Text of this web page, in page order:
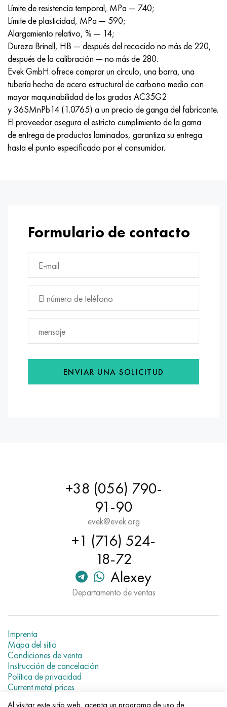
Límite de resistencia temporal, MPa — 740;
Límite de plasticidad, MPa — 590;
Alargamiento relativo, % — 14;
Dureza Brinell, HB — después del recocido no más de 220,
después de la calibración — no más de 280.
Evek GmbH ofrece comprar un círculo, una barra, una
tubería hecha de acero estructural de carbono medio con
mayor maquinabilidad de los grados AC35G2
y 36SMnPb14 (1.0765) a un precio de ganga del fabricante.
El proveedor asegura el estricto cumplimiento de la gama
de entrega de productos laminados, garantiza su entrega
hasta el punto especificado por el consumidor.
Formulario de contacto
ENVIAR UNA SOLICITUD
+38 (056) 790-
91-90
evek@evek.org
+1 (716) 524-
18-72
Alexey
Departamento de ventas
Imprenta
Mapa del sitio
Condiciones de venta
Instrucción de cancelación
Política de privacidad
Current metal prices
Al visitar este sitio web, acepta un programa de uso de
hastelloy c22
Hastelloy C-276
Hastelloy C2000
Hastelloy 3
Hastelloy x
udimet 500
40ХН, 36NiCr6, AISI 3135
40XFA, 1.7223, AISI 4142
45X, 45h, 1.7035
45HN2MFA, k2425, 45hnmf
A40G, 44smn28, 1.0762, 46s20